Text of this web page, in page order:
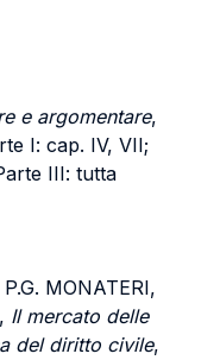
e argomentare,
I: cap. IV, VII;
III: tutta
MONATERI,
, Il mercato delle
del diritto civile,